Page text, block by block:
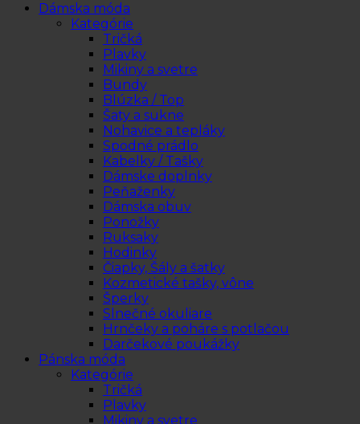
Dámska móda
Kategórie
Tričká
Plavky
Mikiny a svetre
Bundy
Blúzka / Top
Šaty a sukne
Nohavice a tepláky
Spodné prádlo
Kabelky / Tašky
Dámske doplnky
Peňaženky
Dámska obuv
Ponožky
Ruksaky
Hodinky
Čiapky, Šály a šatky
Kozmetické tašky, vône
Šperky
Slnečné okuliare
Hrnčeky a poháre s potlačou
Darčekové poukážky
Pánska móda
Kategórie
Tričká
Plavky
Mikiny a svetre